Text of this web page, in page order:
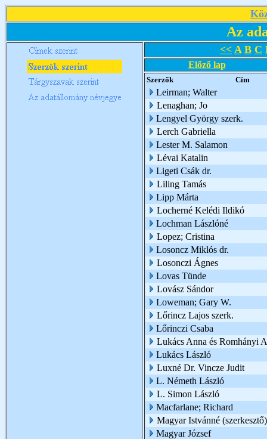
Az
<< A B C
Előző lap
Szerzők Cím
Leirman; Walter
Lenaghan; Jo
Lengyel György szerk.
Lerch Gabriella
Lester M. Salamon
Lévai Katalin
Ligeti Csák dr.
Liling Tamás
Lipp Márta
Locherné Kelédi Ildikó
Lochman Lászlóné
Lopez; Cristina
Losoncz Miklós dr.
Losonczi Ágnes
Lovas Tünde
Lovász Sándor
Loweman; Gary W.
Lőrincz Lajos szerk.
Lőrinczi Csaba
Lukács Anna és Romhányi
Lukács László
Luxné Dr. Vincze Judit
L. Németh László
L. Simon László
Macfarlane; Richard
Magyar Istvánné (szerkesztő)
Magyar József